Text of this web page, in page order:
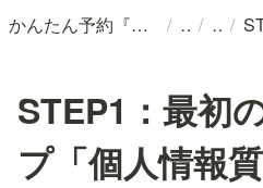
かんたん予約『ポチコ』ヘルプページ / / /
STEP1：最初
プ「個人情報